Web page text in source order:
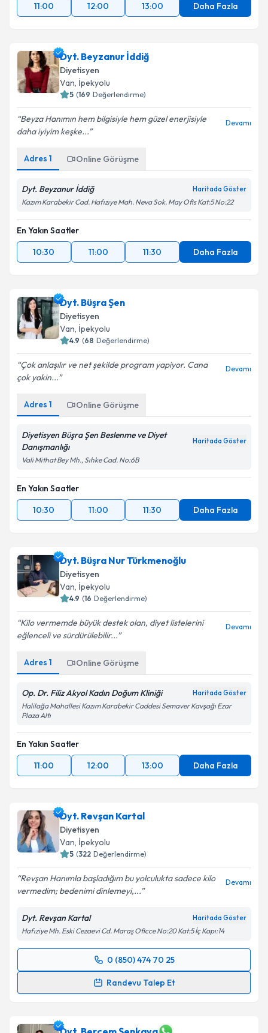
11:00
12:00 13:00 Daha Fazla
Dyt. Beyzanur İddiğ
Diyetisyen
Van, İpekyolu
5 (169 Değerlendirme)
Beyza Hanımın hem bilgisiyle hem güzel enerjisiyle
daha iyiyim keşke...
Devamı
Adres 1 Online Görüşme
Dyt. Beyzanur İddiğ Haritada Göster
Kazım Karabekir Cad. Hafızıye Mah. Neva Sok. May Ofis Kat:5 No:22
En Yakın Saatler
10:30
11:00 11:30 Daha Fazla
Dyt. Büşra Şen
Diyetisyen
Van, İpekyolu
4.9 (68 Değerlendirme)
Çok anlaşılır ve net şekilde program yapiyor. Cana
çok yakin...
Devamı
Adres 1 Online Görüşme
Diyetisyen Büşra Şen Beslenme ve Diyet
Danışmanlığı
Haritada Göster
Vali Mithat Bey Mh., Sıhke Cad. No:6B
En Yakın Saatler
10:30
11:00 11:30 Daha Fazla
Dyt. Büşra Nur Türkmenoğlu
Diyetisyen
Van, İpekyolu
4.9 (16 Değerlendirme)
Kilo vermemde büyük destek olan, diyet listelerini
eğlenceli ve sürdürülebilir...
Devamı
Adres 1 Online Görüşme
Op. Dr. Filiz Akyol Kadın Doğum Kliniği Haritada Göster
Halilağa Mahallesi Kazım Karabekir Caddesi Semaver Kavşağı Ezar
Plaza Altı
En Yakın Saatler
11:00
12:00 13:00 Daha Fazla
Dyt. Revşan Kartal
Diyetisyen
Van, İpekyolu
5 (322 Değerlendirme)
Revşan Hanımla başladığım bu yolculukta sadece kilo
vermedim; bedenimi dinlemeyi,...
Devamı
Dyt. Revşan Kartal Haritada Göster
Hafıziye Mh. Eski Cezaevi Cd. Maraş Oficce No:20 Kat:5 İç Kapı:14
0 (850) 474 70 25
Randevu Talep Et
Randevu Takvimi Talebi
takvim hazırlandığında e-posta ile bilgilendireceğiz.